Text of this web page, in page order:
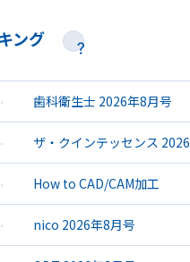
ング
歯科衛生士 2026年8月号
ザ・クインテッセンス
How to CAD/CAM加工
nico 2026年8月号